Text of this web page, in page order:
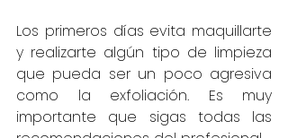
Los primeros días evita maquillarte
y realizarte algún tipo de limpieza
que pueda ser un poco agresiva
como la exfoliación. Es muy
importante que sigas todas las